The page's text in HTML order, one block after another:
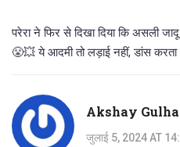
परेरा ने फिर से दिखा दिया कि असली
😤💥 ये आदमी तो लड़ाई नहीं, डांस करता
Akshay
जुलाई 5, 2024 AT